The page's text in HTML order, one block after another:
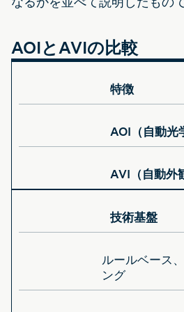
AOIとAVIの比較
特徴
AOI（自動光
AVI（自動外
技術基盤
ルールベース
ング